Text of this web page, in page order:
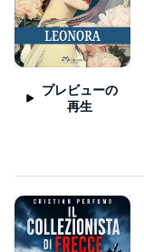
プレビューの
再生